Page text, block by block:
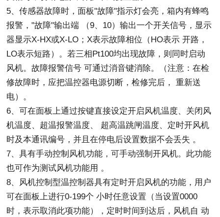
5、传感器故障时，面板"故障"指示灯会亮，箱内有蜂鸣
报警，"故障"输出端 （9、10）输出一个开关信号，显示
器显示X-HX或X-LO；X表示故障相位（HO表示 开路，
LO表示短路）。若三相Pt100均出现故障，则同时启动
风机。故障报警信号 可通过消音键消除。（注意：在检
修故障时，应把温控器电源切断，检修完后， 重新送
电）。
6、可在面板上通过按键直接设定开启风机温度、关闭风
机温度、超温报警温度、 超高温跳闸温度、定时开风机
时及本通讯编号，并且在停电后设置数据不会丢失 。
7、具有手动控制风机功能，可手动强制开风机。此功能
也可作为测试风机功能用 。
8、风机控制型温控制器具有定时开启风机的功能，用户
可在面板上进行0-199个 小时任意设置（当设置0000
时，表示取消此项功能），定时时间到达后，风机自 动